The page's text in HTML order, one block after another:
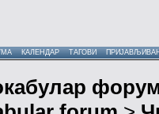
КАЛЕНДАР ТАГОВИ